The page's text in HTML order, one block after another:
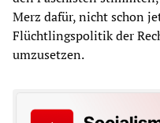
Merz dafür, nicht schon
Flüchtlingspolitik der
umzusetzen.